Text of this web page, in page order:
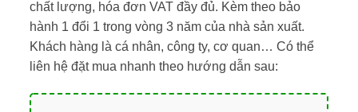
chất lượng, hóa đơn VAT đầy đủ. Kèm theo bảo
hành 1 đổi 1 trong vòng 3 năm của nhà sản xuất.
Khách hàng là cá nhân, công ty, cơ quan… Có thể
liên hệ đặt mua nhanh theo hướng dẫn sau: